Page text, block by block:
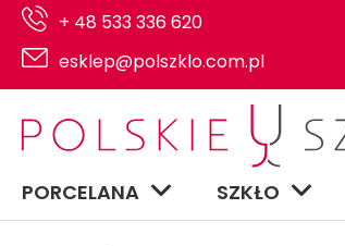
+ 48 533 336 620
esklep@polszklo.com.pl
PORCELANA SZKŁO